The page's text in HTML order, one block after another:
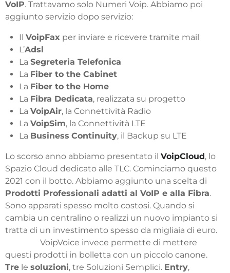
VoIP. Trattavamo solo Numeri Voip. Abbiamo poi
aggiunto servizio dopo servizio:
IlVoipFax per inviare e ricevere tramite mail
L’Adsl
LaSegreteria Telefonica
La Fiber to the Cabinet
La Fiber to the Home
La Fibra Dedicata, realizzata su progetto
LaVoipAir, la Connettività Radio
LaVoipSim, la Connettività LTE
La Business Continuity, il Backup su LTE
Lo scorso anno abbiamo presentato il VoipCloud, lo
Spazio Cloud dedicato alle TLC. Cominciamo questo
2021 con il botto. Abbiamo aggiunto una scelta di
Prodotti Professionali adatti al VoIP e alla Fibra.
Sono apparati spesso molto costosi. Quando si
cambia un centralino o realizzi un nuovo impianto si
tratta di un investimento spesso da migliaia di euro.
VoipVoice invece permette di mettere
questi prodotti in bolletta con un piccolo canone.
Tre le soluzioni, tre Soluzioni Semplici. Entry,